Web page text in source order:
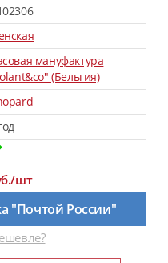
мануфактура
(Бельгия)
шт
"Почтой России"